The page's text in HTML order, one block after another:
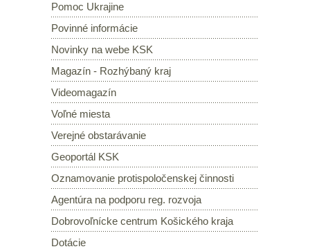
Pomoc Ukrajine
Povinné informácie
Novinky na webe KSK
Magazín - Rozhýbaný kraj
Videomagazín
Voľné miesta
Verejné obstarávanie
Geoportál KSK
Oznamovanie protispoločenskej činnosti
Agentúra na podporu reg. rozvoja
Dobrovoľnícke centrum Košického kraja
Dotácie